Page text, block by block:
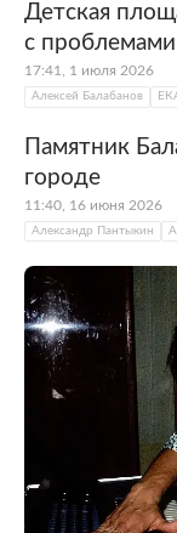
Детская
с проблемами
17:41, 1 июля 2026
Алексей Балабанов
Памятник
городе
11:40, 16 июня 2026
Александр Пантыкин